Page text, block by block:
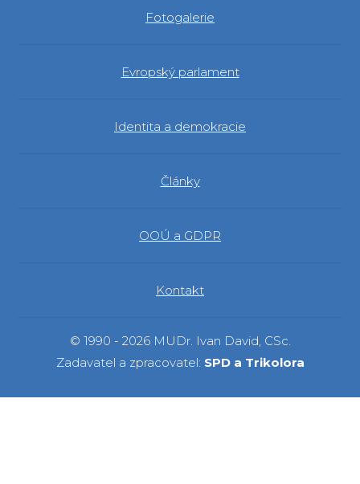
Fotogalerie
Evropský parlament
Identita a demokracie
Články
OOÚ a GDPR
Kontakt
© 1990 - 2026 MUDr. Ivan David, CSc.
Zadavatel a zpracovatel: SPD a Trikolora